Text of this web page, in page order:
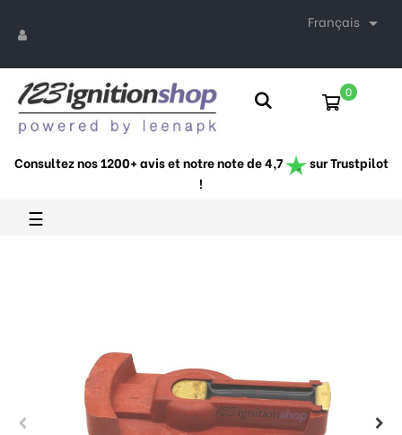
Français 
0
Consultez nos 1200+ avis et notre note de 4,7
sur Trustpilot
!
Basculer
la
☰